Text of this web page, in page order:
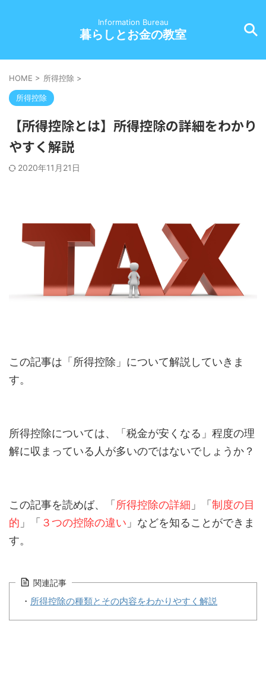
Information Bureau
暮らしとお金の教室
HOME > 所得控除 >
所得控除
【所得控除とは】所得控除の詳細をわかり
やすく解説
2020年11月21日
この記事は「所得控除」について解説していきま
す。
所得控除については、「税金が安くなる」程度の理
解に収まっている人が多いのではないでしょうか？
この記事を読めば、「所得控除の詳細 」「制度の目
的 」「 ３つの控除の違い 」などを知ることができま
す。
関連記事
・ 所得控除の種類とその内容をわかりやすく解説